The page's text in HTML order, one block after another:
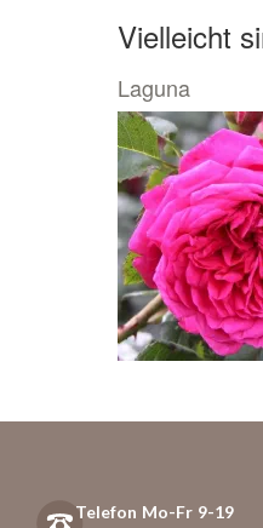
Vielleicht
Laguna
Telefon Mo-Fr 9-19